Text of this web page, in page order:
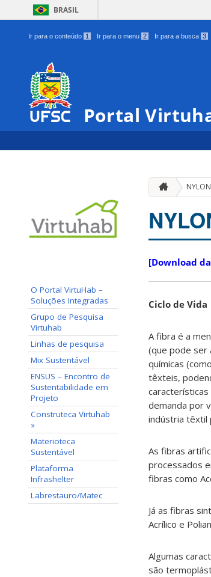
BRASIL
Ir para o conteúdo 1 Ir para o menu 2 Ir para a busca 3
Portal
O Portal VirtuHab –
Soluções Integradas
Grupo de Pesquisa
Virtuhab
Linhas de pesquisa
Mix Sustentável
ENSUS – Encontro de
Sustentabilidade em
Projeto
Construteca Virtuhab
»
Materioteca
Sustentável
Plataforma
Infrashelter
Labrestauro/Matec
NYLON
[Download
Ciclo de Vida
A fibra é a
(que pode ser
químicas
têxteis,
demanda por
indústria têxtil
As fibras
processados
fibras como
Já as fibras
Acrílico e
Algumas
são